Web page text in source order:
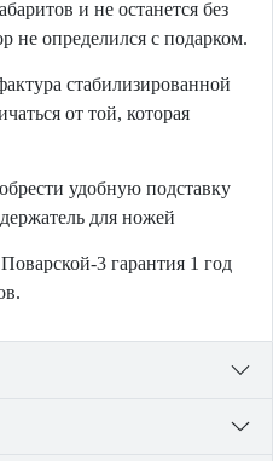
и не останется без
не определился с подарком.
стабилизированной
от той, которая
удобную подставку
для ножей
3 гарантия 1 год